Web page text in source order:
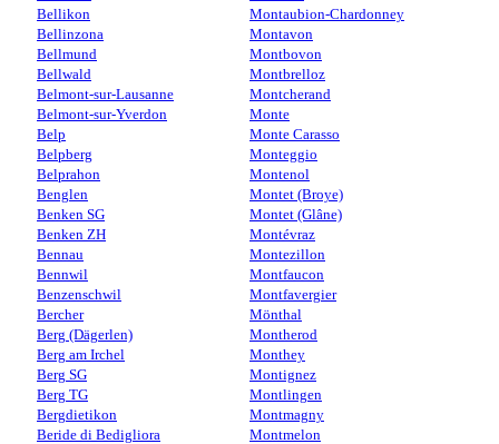
Bellikon
Bellinzona
Bellmund
Bellwald
Belmont-sur-Lausanne
Belmont-sur-Yverdon
Belp
Belpberg
Belprahon
Benglen
Benken SG
Benken ZH
Bennau
Bennwil
Benzenschwil
Bercher
Berg (Dägerlen)
Berg am Irchel
Berg SG
Berg TG
Bergdietikon
Beride di Bedigliora
Montaubion-Chardonney
Montavon
Montbovon
Montbrelloz
Montcherand
Monte
Monte Carasso
Monteggio
Montenol
Montet (Broye)
Montet (Glâne)
Montévraz
Montezillon
Montfaucon
Montfavergier
Mönthal
Montherod
Monthey
Montignez
Montlingen
Montmagny
Montmelon